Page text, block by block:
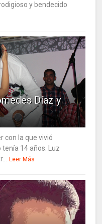
y bendecido
Díaz y
con la que vivió
tenía 14 años. Luz
Leer Más